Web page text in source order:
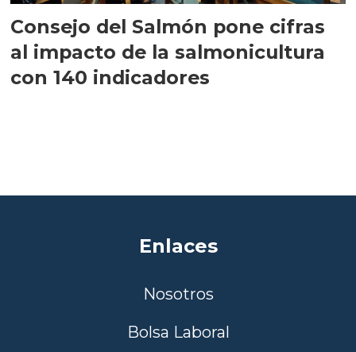
Consejo del Salmón pone cifras
al impacto de la salmonicultura
con 140 indicadores
Enlaces
Nosotros
Bolsa Laboral